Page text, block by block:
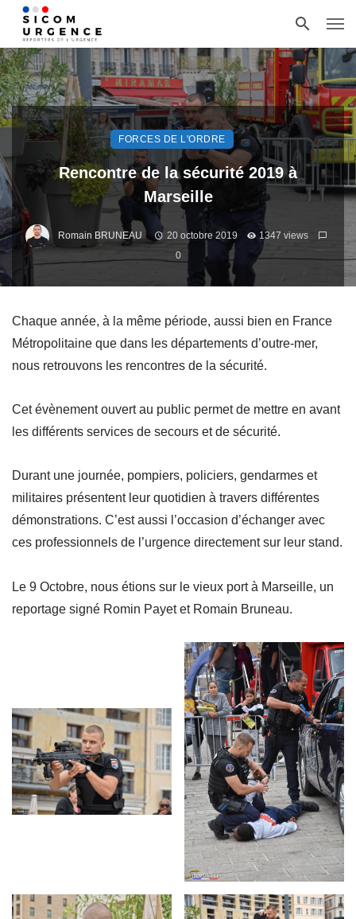
FORCES DE L'ORDRE
Rencontre de la sécurité 2019 à
Marseille
Romain BRUNEAU 20 octobre 2019
1347 views
0
Chaque année, à la même période, aussi bien en France
Métropolitaine que dans les départements d’outre-mer,
nous retrouvons les rencontres de la sécurité.
Cet évènement ouvert au public permet de mettre en avant
les différents services de secours et de sécurité.
Durant une journée, pompiers, policiers, gendarmes et
militaires présentent leur quotidien à travers différentes
démonstrations. C’est aussi l’occasion d’échanger avec
ces professionnels de l’urgence directement sur leur stand.
Le 9 Octobre, nous étions sur le vieux port à Marseille, un
reportage signé Romin Payet et Romain Bruneau.